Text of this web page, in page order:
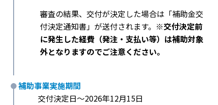
審査の結果、交付が決定した場合は「補助金交
付決定通知書」が送付されます。 ※交付決定前
に発生した経費（発注・支払い等）は補助対象
外となりますのでご注意ください。
補助事業実施期間
交付決定日〜2026年12月15日